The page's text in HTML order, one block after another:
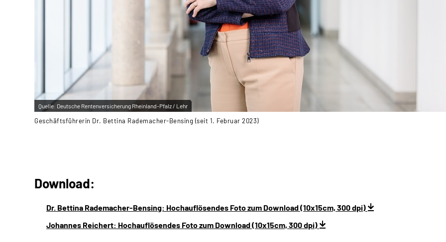
Quelle: Deutsche Rentenversicherung Rheinland-Pfalz / Lehr
Geschäftsführerin Dr. Bettina Rademacher-Bensing (seit 1. Februar 2023)
Download:
Dr. Bettina Rademacher-Bensing: Hochauflösendes Foto zum Download (10x15cm, 300 dpi)
Johannes Reichert: Hochauflösendes Foto zum Download (10x15cm, 300 dpi)